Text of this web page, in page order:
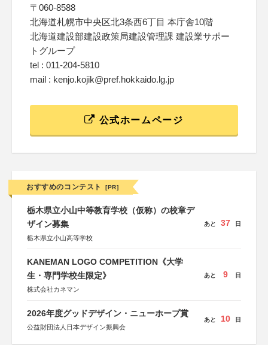
〒060-8588
北海道札幌市中央区北3条西6丁目 本庁舎10階
北海道建設部建設政策局建設管理課 建設業サポー
トグループ
tel : 011-204-5810
mail : kenjo.kojik@pref.hokkaido.lg.jp
公式ホームページ
おすすめのコンテスト [PR]
栃木県立小山中等教育学校（仮称）の校章デ
ザイン募集
栃木県立小山高等学校
あと 37 日
KANEMAN LOGO COMPETITION《大学
生・専門学校生限定》
株式会社カネマン
あと 9 日
2026年度グッドデザイン・ニューホープ賞
公益財団法人日本デザイン振興会
あと 10 日